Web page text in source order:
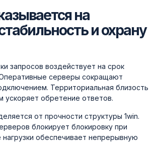
на
и охрану
запросов воздействует на срок
Оперативные серверы сокращают
Территориальная близость
ускоряет обретение ответов.
от прочности структуры 1win.
блокирует блокировку при
обеспечивает непрерывную